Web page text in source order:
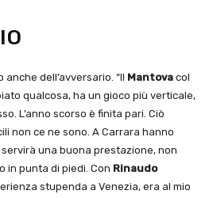
anche dell’avversario. “Il Mantova col
qualcosa, ha un gioco più verticale,
L’anno scorso è finita pari. Ciò
non ce ne sono. A Carrara hanno
una buona prestazione, non
in punta di piedi. Con Rinaudo
stupenda a Venezia, era al mio